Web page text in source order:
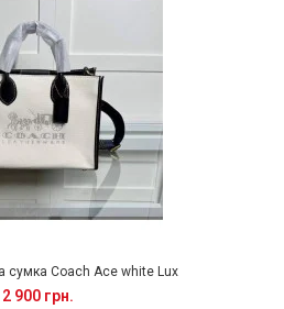
сумка Coach Ace white Lux
2 900 грн.